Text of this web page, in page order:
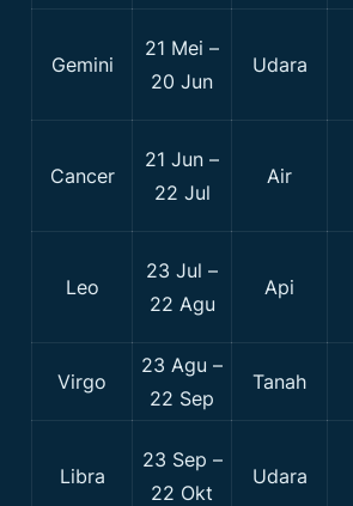
Gemini
21 Mei –
20 Jun
Udara
Cancer
21 Jun –
22 Jul
Air
Leo
23 Jul –
22 Agu
Api
Virgo
23 Agu –
22 Sep
Tanah
Libra
23 Sep –
22 Okt
Udara